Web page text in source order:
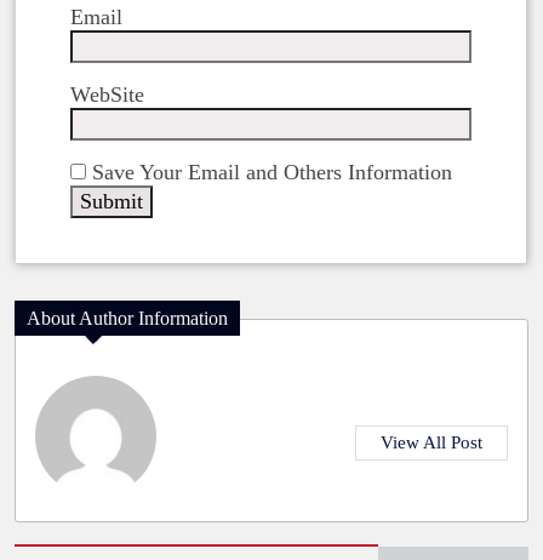
Email
WebSite
Save Your Email and Others Information
About Author Information
View All Post